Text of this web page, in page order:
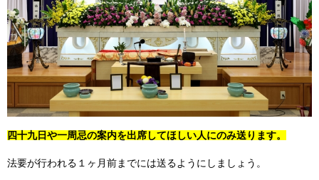
四十九日や一周忌の案内を出席してほしい人にのみ送ります。
法要が行われる１ヶ月前までには送るようにしましょう。